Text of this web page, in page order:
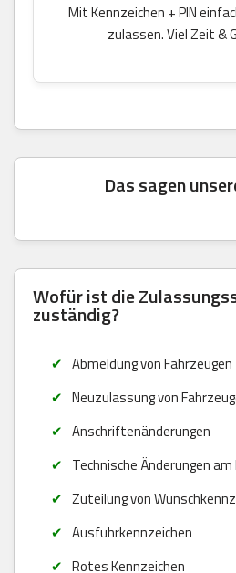
Mit Kennzeichen + PIN
zulassen. Viel Zeit &
Das sagen
Wofür ist die
zuständig?
Abmeldung von Fahrzeugen
Neuzulassung von
Anschriftenänderungen
Technische Änderungen
Zuteilung von
Ausfuhrkennzeichen
Rotes Kennzeichen